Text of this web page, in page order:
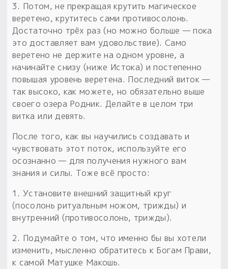
3. Потом, не прекращая крутить магическое
веретено, крутитесь сами противосолонь.
Достаточно трёх раз (но можно больше — пока
это доставляет вам удовольствие). Само
веретено не держите на одном уровне, а
начинайте снизу (ниже Истока) и постепенно
повышая уровень веретена. Последний виток —
так высоко, как можете, но обязательно выше
своего озера Родник. Делайте в целом три
витка или девять.
После того, как вы научились создавать и
чувствовать этот поток, используйте его
осознанно — для получения нужного вам
знания и силы. Тоже всё просто:
1. Установите внешний защитный круг
(посолонь ритуальным ножом, трижды) и
внутренний (противосолонь, трижды).
2. Подумайте о том, что именно бы вы хотели
изменить, мысленно обратитесь к Богам Прави,
к самой Матушке Макошь.